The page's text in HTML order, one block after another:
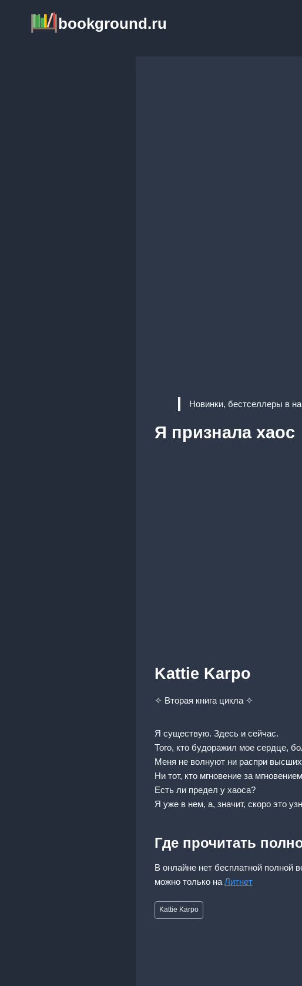
содержимому
bookground.ru
Новинки, бестселлеры в
Я признала хаос
Kattie Karpo
✧ Вторая книга цикла ✧
Я существую. Здесь и сейчас.
Того, кто будоражил мое сердце,
Меня не волнуют ни распри
Ни тот, кто мгновение за
Есть ли предел у хаоса?
Я уже в нем, а, значит, скоро это
Где прочитать
В онлайне нет бесплатной полной
можно только на Литнет
Метки
записи:
Kattie Karpo